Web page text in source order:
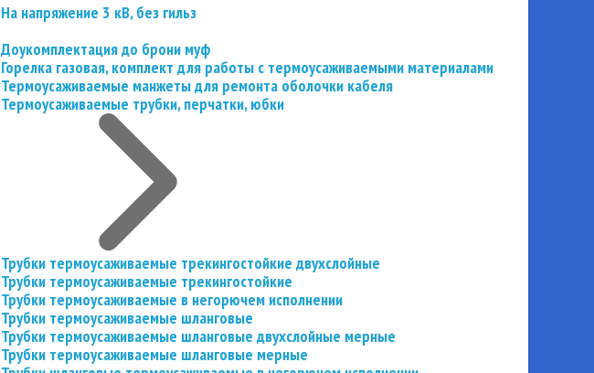
На напряжение 3 кВ, без гильз
Доукомплектация до брони муф
Горелка газовая, комплект для работы с термоусаживаемыми материалами
Термоусаживаемые манжеты для ремонта оболочки кабеля
Термоусаживаемые трубки, перчатки, юбки
Трубки термоусаживаемые трекингостойкие двухслойные
Трубки термоусаживаемые трекингостойкие
Трубки термоусаживаемые в негорючем исполнении
Трубки термоусаживаемые шланговые
Трубки термоусаживаемые шланговые двухслойные мерные
Трубки термоусаживаемые шланговые мерные